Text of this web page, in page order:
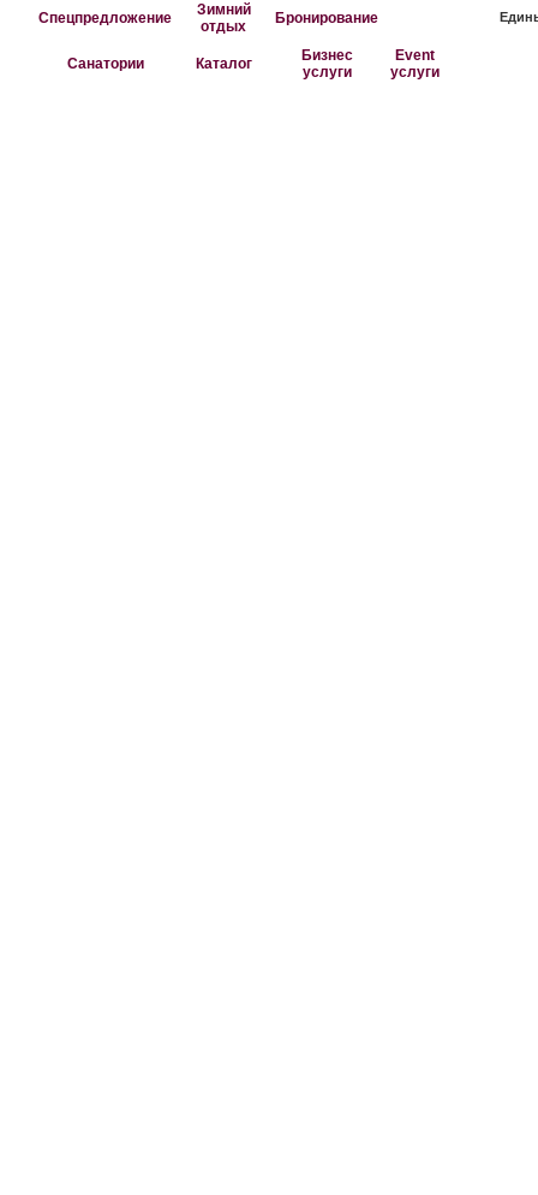
Спецпредложение
Зимний
отдых
Бронирование
Санатории Каталог
Бизнес
услуги
Event
услуги